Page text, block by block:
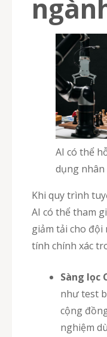
AI có thể
dụng
Khi quy trình
AI có thể tham
giảm tải cho đội
tính chính xác
Sàng lọc
như test
cộng
nghiệm